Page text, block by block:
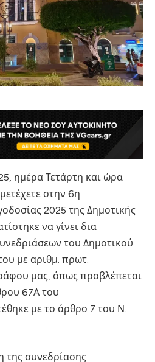
ημέρα Τετάρτη και ώρα
στην 6η
2025 της Δημοτικής
να γίνει δια
του Δημοτικού
με αριθμ. πρωτ.
μας, όπως προβλέπεται
67Α του
με το άρθρο 7 του Ν.
της συνεδρίασης